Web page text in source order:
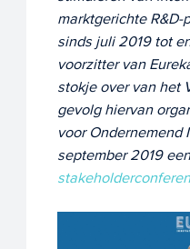
marktgerichte
sinds juli 2019 tot
voorzitter van
stokje over van het
gevolg hiervan
voor Ondernemend
september 2019